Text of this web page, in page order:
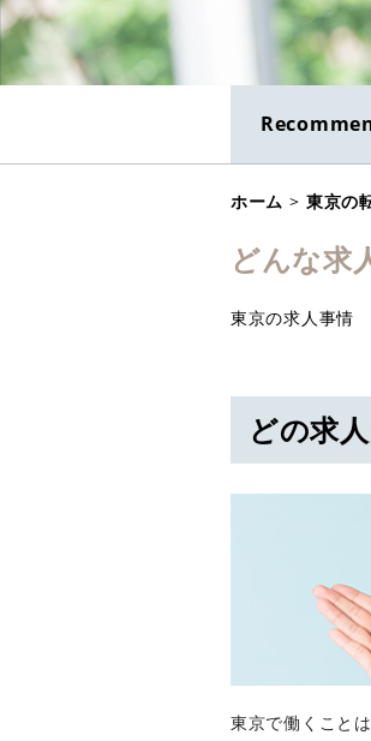
ホーム > 東京の
どんな求
東京の求人事情
どの求
東京で働くこと